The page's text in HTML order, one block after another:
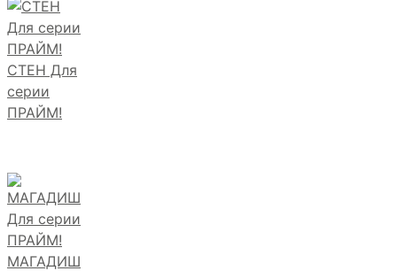
СТЕН Для
серии
ПРАЙМ!
МАГАДИШ